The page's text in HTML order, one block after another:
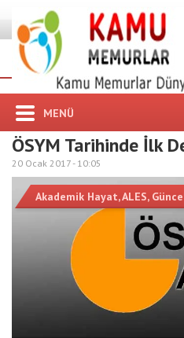
MENÜ
ÖSYM Tarihinde İlk
20 Ocak 2017 - 10:05
Akademik Hayat,ALES,